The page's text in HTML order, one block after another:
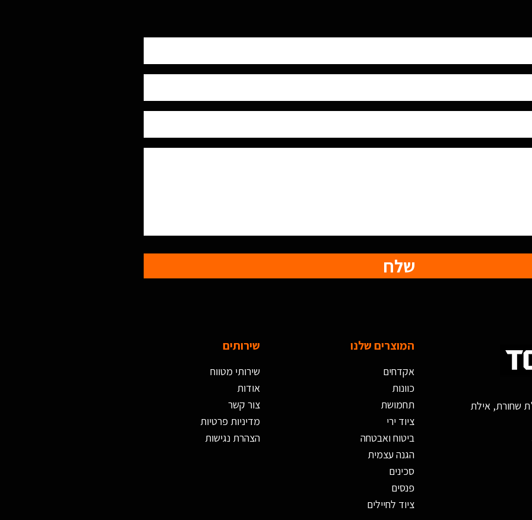
שלח
שירותים
שירותי מטווח
אודות
צור קשר
מדיניות פרטיות
הצהרת נגישות
המוצרים שלנו
אקדחים
כוונות
תחמושת
ציוד ירי
ביטוח ואבטחה
הגנה עצמית
סכינים
פנסים
ציוד לחיילים